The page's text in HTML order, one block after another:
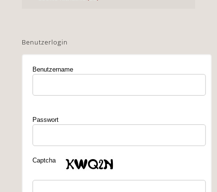
Benutzerlogin
Benutzername
Passwort
Captcha